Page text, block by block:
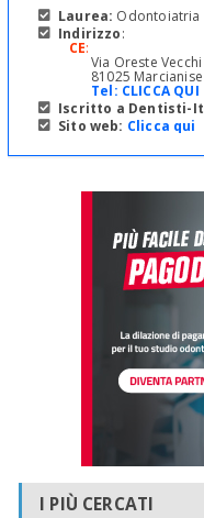
Laurea: Odontoiatria
Indirizzo:
CE:
Via Oreste
81025 Marcianise
Tel: CLICCA QUI
Iscritto a Dentisti-
Sito web: Clicca qui
I PIÙ CERCATI